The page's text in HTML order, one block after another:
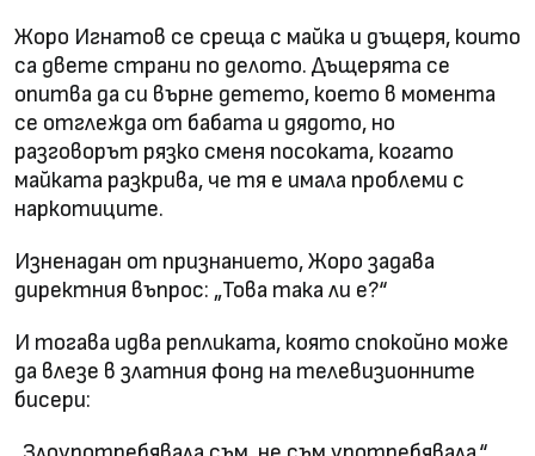
Жоро Игнатов се среща с майка и дъщеря, които
са двете страни по делото. Дъщерята се
опитва да си върне детето, което в момента
се отглежда от бабата и дядото, но
разговорът рязко сменя посоката, когато
майката разкрива, че тя е имала проблеми с
наркотиците.
Изненадан от признанието, Жоро задава
директния въпрос: „Това така ли е?“
И тогава идва репликата, която спокойно може
да влезе в златния фонд на телевизионните
бисери: